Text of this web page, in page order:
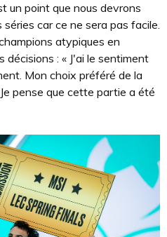
un point que nous devrons
car ce ne sera pas facile.
atypiques en
décisions : « J'ai le sentiment
Mon choix préféré de la
pense que cette partie a été